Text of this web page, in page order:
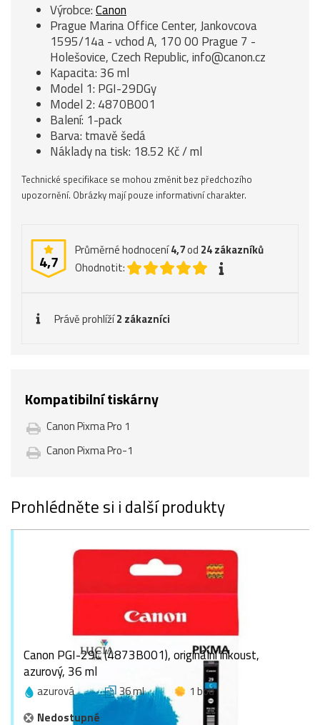
Výrobce:Canon
Prague Marina Office Center, Jankovcova
1595/14a - vchod A, 170 00 Prague 7 -
Holešovice, Czech Republic, info@canon.cz
Kapacita: 36 ml
Model 1: PGI-29DGy
Model 2: 4870B001
Balení: 1-pack
Barva: tmavě šedá
Náklady na tisk: 18.52 Kč / ml
Technické specifikace se mohou změnit bez předchozího
upozornění. Obrázky mají pouze informativní charakter.
4,7
Průměrné hodnocení4,7od 24zákazníků
Ohodnotit:
Právě prohlíží2 zákazníci
Kompatibilní tiskárny
Canon Pixma Pro 1
Canon Pixma Pro-1
Prohlédněte si i další produkty
Canon PGI-29C (4873B001), originální inkoust,
azurový, 36 ml
azurová 36 ml
1 bod
Nedostupné